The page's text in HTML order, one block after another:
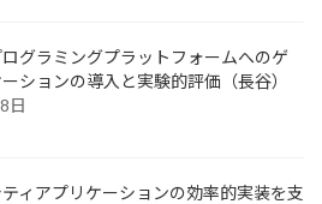
グラミングプラットフォームへのゲ
ションの導入と実験的評価（長谷）
日
ィアプリケーションの効率的実装を支